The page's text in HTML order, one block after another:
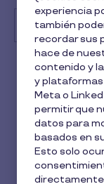
Buscar
Cliente
Cómo
mínimo
1 min de
experiencia
también
recordar sus
hace de
contenido y
y
Meta o
permitir que
datos para
basados en
Esto solo
directamente